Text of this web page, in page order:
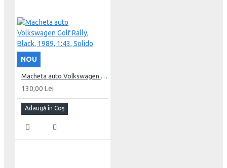
NOU
130,00 Lei
Adaugă în Coş